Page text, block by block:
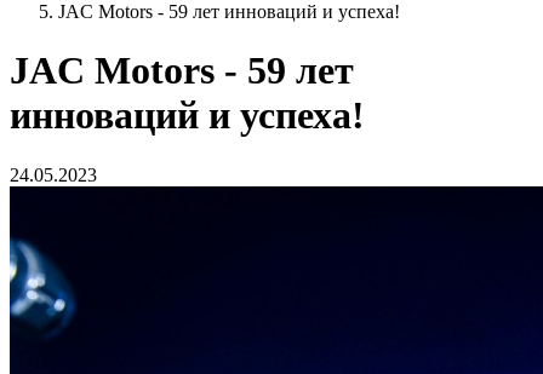
JAC Motors - 59 лет инноваций и успеха!
JAC Motors - 59 лет
инноваций и успеха!
24.05.2023